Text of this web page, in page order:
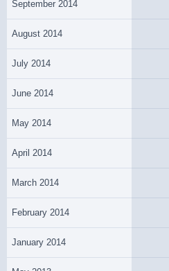
September 2014
August 2014
July 2014
June 2014
May 2014
April 2014
March 2014
February 2014
January 2014